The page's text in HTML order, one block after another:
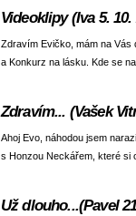
Videoklipy (Iva 5. 10.
Zdravím Evičko, mám na Vás
a Konkurz na lásku. Kde se
Zdravím... (Vašek
Ahoj Evo, náhodou jsem
s Honzou Neckářem, které si
Už dlouho...(Pavel